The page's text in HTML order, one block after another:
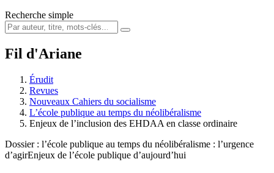
Recherche simple
Fil d'Ariane
Érudit
Revues
Nouveaux Cahiers du socialisme
L’école publique au temps du néolibéralisme
Enjeux de l’inclusion des EHDAA en classe ordinaire
Dossier : l’école publique au temps du néolibéralisme : l’urgence
d’agirEnjeux de l’école publique d’aujourd’hui